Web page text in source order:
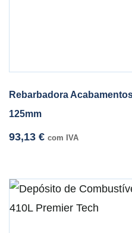
Rebarbadora
125mm
93,13 € com IVA